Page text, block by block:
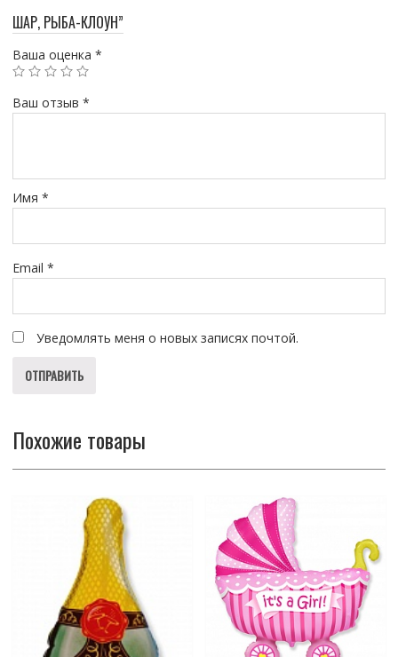
ШАР, РЫБА-КЛОУН”
Ваша оценка *
Ваш отзыв *
Имя *
Email *
Уведомлять меня о новых записях почтой.
Похожие товары